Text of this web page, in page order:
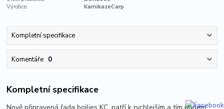
Výrobce:
KamikazeCarp
Kompletní specifikace
Komentáře 0
Kompletní specifikace